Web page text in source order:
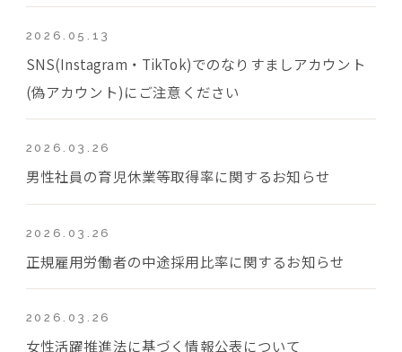
2026.05.13
SNS(Instagram・TikTok)でのなりすましアカウント
(偽アカウント)にご注意ください
2026.03.26
男性社員の育児休業等取得率に関するお知らせ
2026.03.26
正規雇用労働者の中途採用比率に関するお知らせ
2026.03.26
女性活躍推進法に基づく情報公表について